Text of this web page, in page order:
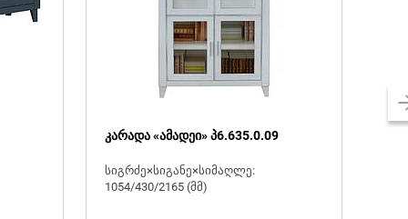
კარადა «ამადეი» პ6.635.0.09
სიგრძე×სიგანე×სიმაღლე:
1054/430/2165 (მმ)